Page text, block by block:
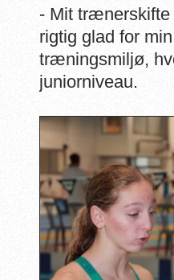
- Mit trænerskifte
rigtig glad for
træningsmiljø,
juniorniveau.